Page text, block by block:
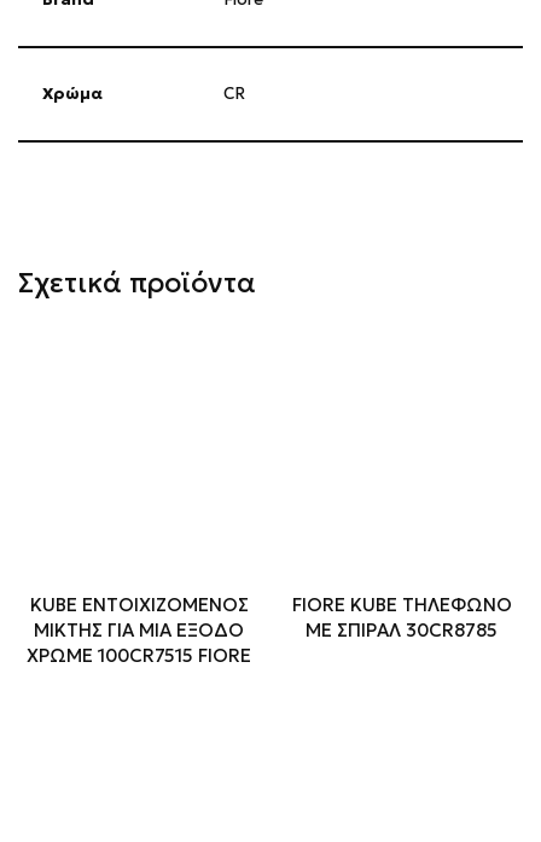
Χρώμα CR
Σχετικά προϊόντα
KUBE ΕΝΤΟΙΧΙΖΟΜΕΝΟΣ
ΜΙΚΤΗΣ ΓΙΑ ΜΙΑ ΕΞΟΔΟ
ΧΡΩΜΕ 100CR7515 FIORE
FIORE KUBE ΤΗΛΕΦΩΝΟ
ΜΕ ΣΠΙΡΑΛ 30CR8785